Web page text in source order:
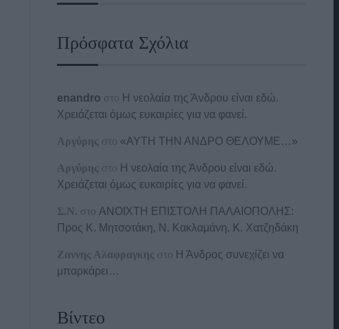
Πρόσφατα Σχόλια
enandro στο Η νεολαία της Άνδρου είναι εδώ.
Χρειάζεται όμως ευκαιρίες για να φανεί.
Αργύρης στο «ΑΥΤΗ ΤΗΝ ΑΝΔΡΟ ΘΕΛΟΥΜΕ…»
Αργύρης στο Η νεολαία της Άνδρου είναι εδώ.
Χρειάζεται όμως ευκαιρίες για να φανεί.
Σ.Ν. στοΑΝΟΙΧΤΗ ΕΠΙΣΤΟΛΗ ΠΑΛΑΙΟΠΟΛΗΣ:
Προς K. Μητσοτάκη, N. Κακλαμάνη, K. Χατζηδάκη
Ζαννης Αλαφραγκης στο Η Άνδρος συνεχίζει να
μπαρκάρει…
Βίντεο